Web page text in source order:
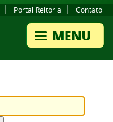
Portal Reitoria Contato